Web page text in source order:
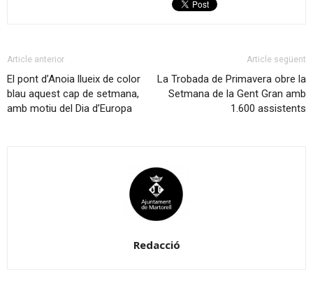
Article anterior
El pont d’Anoia llueix de color
blau aquest cap de setmana,
amb motiu del Dia d’Europa
Article següent
La Trobada de Primavera obre la
Setmana de la Gent Gran amb
1.600 assistents
Redacció